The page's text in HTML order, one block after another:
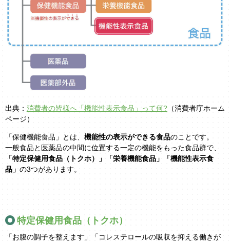
出典： 消費者の皆様へ「機能性表示食品」って何?（消費者庁ホーム
ページ）
「保健機能食品」とは、 機能性の表示ができる食品のことです。
一般食品と医薬品の中間に位置する一定の機能をもった食品群で、
「特定保健用食品（トクホ）」「栄養機能食品」「機能性表示食
品」 の3つがあります。
特定保健用食品（トクホ）
「お腹の調子を整えます」「コレステロールの吸収を抑える働きが